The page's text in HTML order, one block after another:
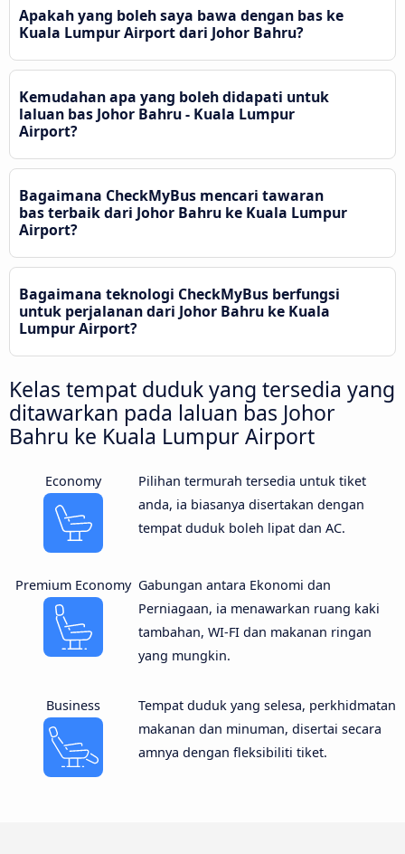
Apakah yang boleh saya bawa dengan bas ke
Kuala Lumpur Airport dari Johor Bahru?
Kemudahan apa yang boleh didapati untuk
laluan bas Johor Bahru - Kuala Lumpur
Airport?
Bagaimana CheckMyBus mencari tawaran
bas terbaik dari Johor Bahru ke Kuala Lumpur
Airport?
Bagaimana teknologi CheckMyBus berfungsi
untuk perjalanan dari Johor Bahru ke Kuala
Lumpur Airport?
Kelas tempat duduk yang tersedia yang
ditawarkan pada laluan bas Johor
Bahru ke Kuala Lumpur Airport
Economy
Pilihan termurah tersedia untuk tiket
anda, ia biasanya disertakan dengan
tempat duduk boleh lipat dan AC.
Premium Economy Gabungan antara Ekonomi dan
Perniagaan, ia menawarkan ruang kaki
tambahan, WI-FI dan makanan ringan
yang mungkin.
Business
Tempat duduk yang selesa, perkhidmatan
makanan dan minuman, disertai secara
amnya dengan fleksibiliti tiket.